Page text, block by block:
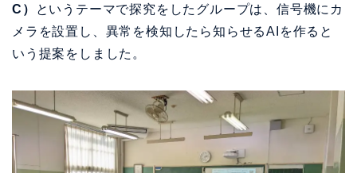
C）
というテーマで探究をしたグループは、信号機にカ
メラを設置し、異常を検知したら知らせるAIを作ると
いう提案をしました。